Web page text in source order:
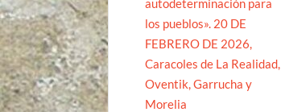
autodeterminación para
los pueblos». 20 DE
FEBRERO DE 2026,
Caracoles de La Realidad,
Oventik, Garrucha y
Morelia